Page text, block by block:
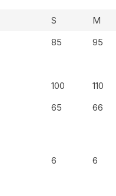
S M
85 95
100 110
65 66
6 6